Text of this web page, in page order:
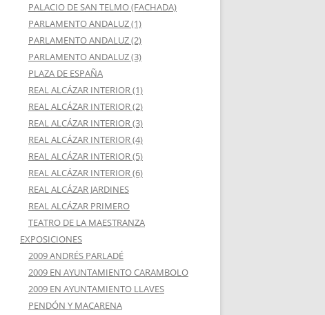
PALACIO DE SAN TELMO (FACHADA)
PARLAMENTO ANDALUZ (1)
PARLAMENTO ANDALUZ (2)
PARLAMENTO ANDALUZ (3)
PLAZA DE ESPAÑA
REAL ALCÁZAR INTERIOR (1)
REAL ALCÁZAR INTERIOR (2)
REAL ALCÁZAR INTERIOR (3)
REAL ALCÁZAR INTERIOR (4)
REAL ALCÁZAR INTERIOR (5)
REAL ALCÁZAR INTERIOR (6)
REAL ALCÁZAR JARDINES
REAL ALCÁZAR PRIMERO
TEATRO DE LA MAESTRANZA
EXPOSICIONES
2009 ANDRÉS PARLADÉ
2009 EN AYUNTAMIENTO CARAMBOLO
2009 EN AYUNTAMIENTO LLAVES
PENDÓN Y MACARENA